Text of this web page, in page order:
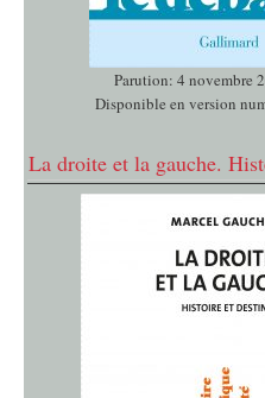
Parution: 4 novembre
Disponible en version
La droite et la gauche.